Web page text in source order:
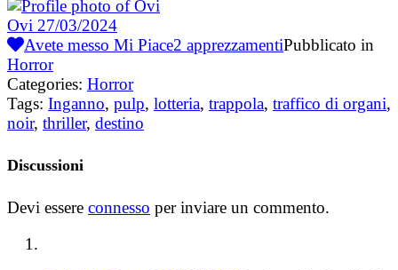
Ovi 27/03/2024
Avete messo Mi Piace2 apprezzamentiPubblicato in
Horror
Categories: Horror
Tags: Inganno, pulp, lotteria, trappola, traffico di organi,
noir, thriller, destino
Discussioni
Devi essere connesso per inviare un commento.